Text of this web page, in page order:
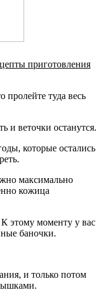
приготовления
пролейте туда весь
и веточки останутся.
которые остались
максимально
кожица
этому моменту у вас
баночки.
и только потом